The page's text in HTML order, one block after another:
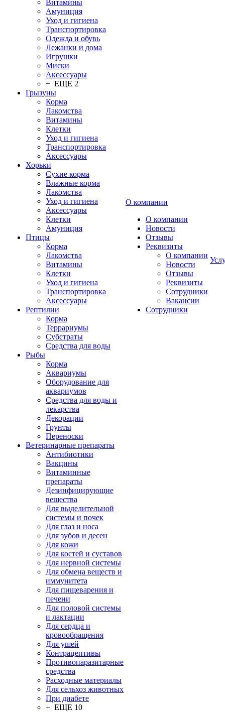
Витамины
Амуниция
Уход и гигиена
Транспортировка
Одежда и обувь
Лежанки и дома
Игрушки
Миски
Аксессуары
+ ЕЩЕ 2
Грызуны
Корма
Лакомства
Витамины
Клетки
Уход и гигиена
Транспортировка
Аксессуары
Хорьки
Сухие корма
Влажные корма
Лакомства
Уход и гигиена
Аксессуары
Клетки
Амуниция
Птицы
Корма
Лакомства
Витамины
Клетки
Уход и гигиена
Транспортировка
Аксессуары
Рептилии
Корма
Террариумы
Субстраты
Средства для воды
Рыбы
Корма
Аквариумы
Оборудование для
аквариумов
Средства для воды и
лекарства
Декорации
Грунты
Переноски
Ветеринарные препараты
Антибиотики
Вакцины
Витаминные
препараты
Дезинфицирующие
вещества
Для выделительной
системы и почек
Для глаз и носа
Для зубов и десен
Для кожи
Для костей и суставов
Для нервной системы
Для обмена веществ и
иммунитета
Для пищеварения и
печени
Для половой системы
и лактации
Для сердца и
кровообращения
Для ушей
Контрацептивы
Противопаразитарные
средства
Расходные материалы
Для сельхоз животных
При диабете
+ ЕЩЕ 10
О компании
О компании
Новости
Отзывы
Реквизиты
О компании
Новости
Отзывы
Реквизиты
Сотрудники
Вакансии
Сотрудники